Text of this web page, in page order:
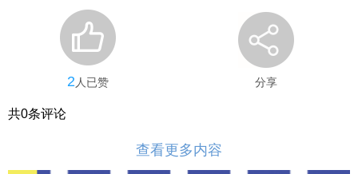
2 人已赞 分享
共0条评论
查看更多内容